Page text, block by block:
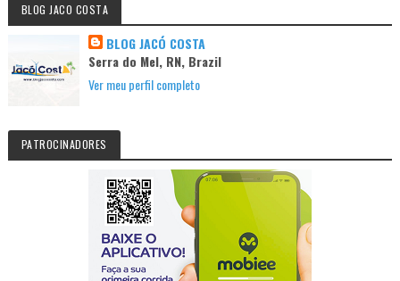
BLOG JACO COSTA
BLOG JACÓ COSTA
Serra do Mel, RN, Brazil
Ver meu perfil completo
PATROCINADORES